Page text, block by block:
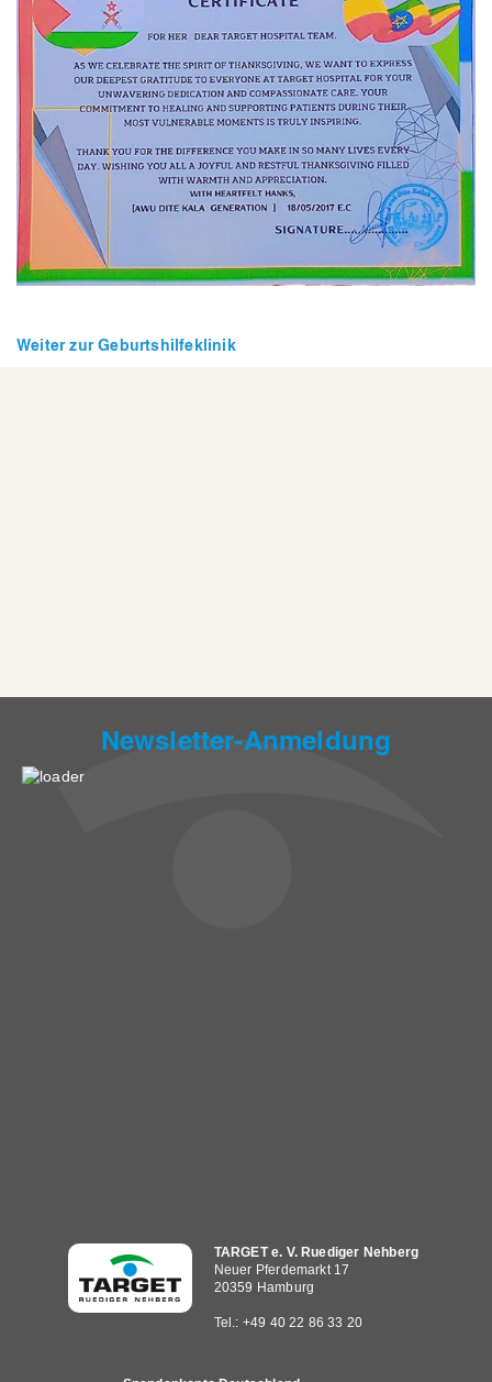
Weiter zur Geburtshilfeklinik
Newsletter-Anmeldung
Hauptnavigation
TARGET e. V. Ruediger Nehberg
Neuer Pferdemarkt 17
20359 Hamburg
Tel.: +49 40 22 86 33 20